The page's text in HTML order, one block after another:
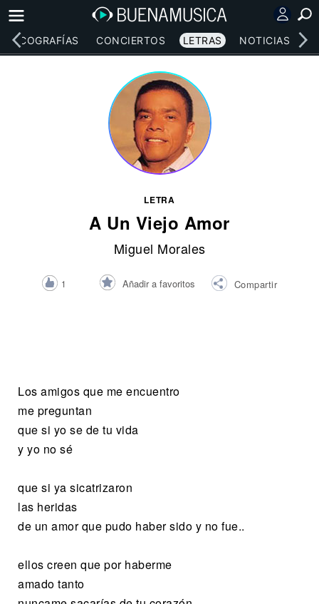
DISCOGRAFÍAS CONCIERTOS LETRAS NOTICIAS
LETRA
A Un Viejo Amor
Miguel Morales
1 Añadir a favoritos Compartir
Los amigos que me encuentro
me preguntan
que si yo se de tu vida
y yo no sé
que si ya sicatrizaron
las heridas
de un amor que pudo haber sido y no fue..
ellos creen que por haberme
amado tanto